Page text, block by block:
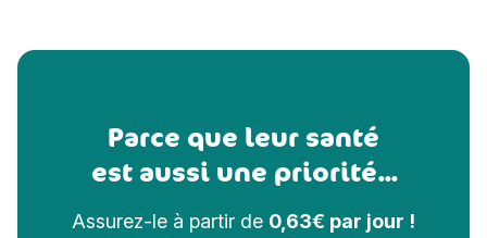
Parce que leur santé
est aussi une priorité...
Assurez-le à partir de 0,63€ par jour !